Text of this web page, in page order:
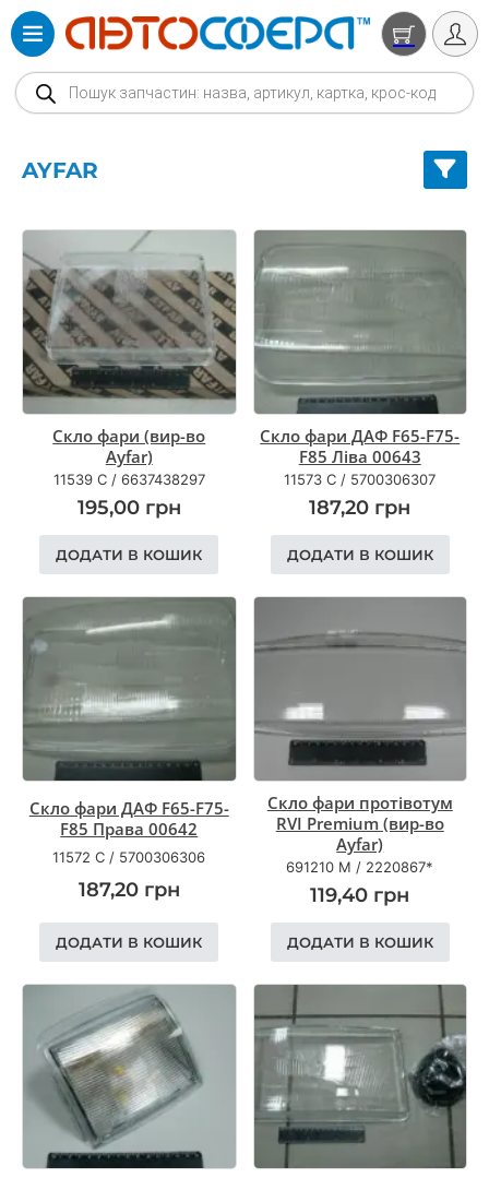
Products search
AYFAR
Скло фари (вир-во
Ayfar)
11539 C/ 6637438297
195,00 грн
ДОДАТИ В КОШИК
Скло фари ДАФ F65-F75-
F85 Ліва 00643
11573 С / 5700306307
187,20 грн
ДОДАТИ В КОШИК
Скло фари ДАФ F65-F75-
F85 Права 00642
11572 С / 5700306306
187,20 грн
ДОДАТИ В КОШИК
Скло фари протівотум
RVI Premium (вир-во
Ayfar)
691210 M / 2220867*
119,40 грн
ДОДАТИ В КОШИК